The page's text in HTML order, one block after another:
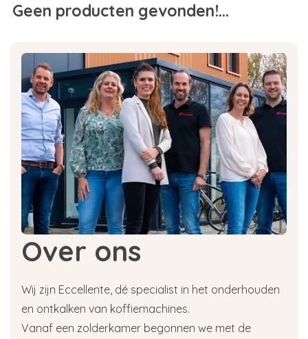
Geen producten gevonden!...
Over ons
Wij zijn Eccellente, dé specialist in het onderhouden
en ontkalken van koffiemachines.
Vanaf een zolderkamer begonnen we met de